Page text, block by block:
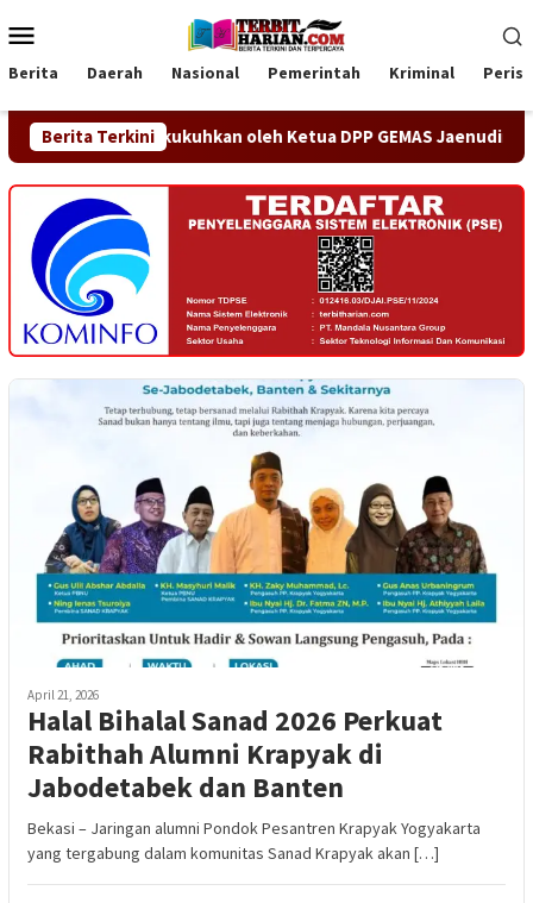
ke
kontenMobile
Berita Daerah Nasional Pemerintah Kriminal
Berita Terkini
Resmi Dikukuhkan oleh Ketua DPP GEMAS Jaenudin Alen
April 21, 2026
Halal Bihalal Sanad 2026 Perkuat
Rabithah Alumni Krapyak di
Jabodetabek dan Banten
Bekasi – Jaringan alumni Pondok Pesantren Krapyak Yogyakarta
yang tergabung dalam komunitas Sanad Krapyak akan […]